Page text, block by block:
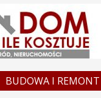
BUDOWA I REMONT